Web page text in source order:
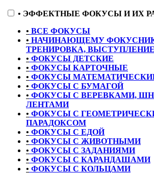
• ЭФФЕКТНЫЕ ФОКУСЫ И ИХ
• ВСЕ ФОКУСЫ
• НАЧИНАЮЩЕМУ
ТРЕНИРОВКА, ВЫСТУПЛЕНИЕ
• ФОКУСЫ ДЕТСКИЕ
• ФОКУСЫ КАРТОЧНЫЕ
• ФОКУСЫ
• ФОКУСЫ С БУМАГОЙ
• ФОКУСЫ С ВЕРЕВКАМИ,
ЛЕНТАМИ
• ФОКУСЫ С
ПАРАДОКСОМ
• ФОКУСЫ С ЕДОЙ
• ФОКУСЫ С ЖИВОТНЫМИ
• ФОКУСЫ С ЗАДАНИЯМИ
• ФОКУСЫ С КАРАНДАШАМИ
• ФОКУСЫ С КОЛЬЦАМИ